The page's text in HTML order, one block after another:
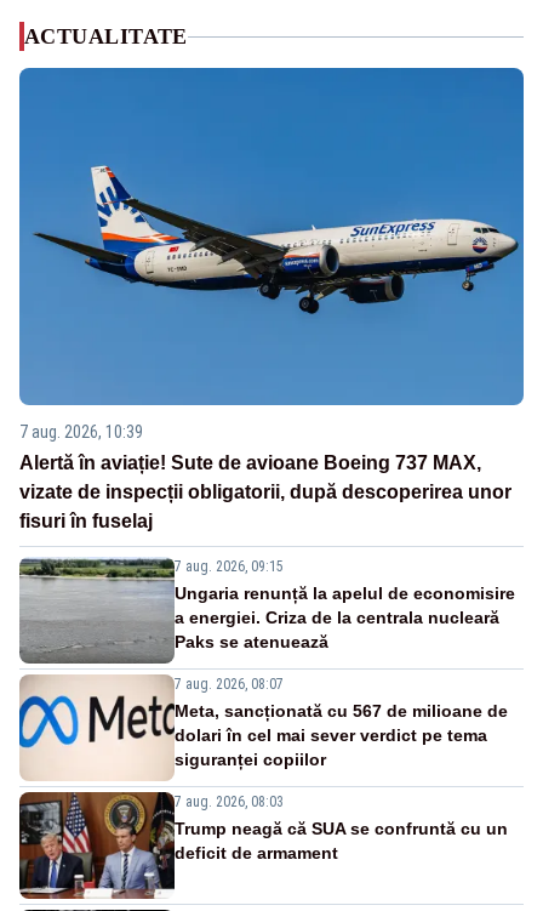
ACTUALITATE
7 aug. 2026, 10:39
Alertă în aviație! Sute de avioane Boeing 737 MAX,
vizate de inspecții obligatorii, după descoperirea unor
fisuri în fuselaj
7 aug. 2026, 09:15
Ungaria renunță la apelul de economisire
a energiei. Criza de la centrala nucleară
Paks se atenuează
7 aug. 2026, 08:07
Meta, sancționată cu 567 de milioane de
dolari în cel mai sever verdict pe tema
siguranței copiilor
7 aug. 2026, 08:03
Trump neagă că SUA se confruntă cu un
deficit de armament